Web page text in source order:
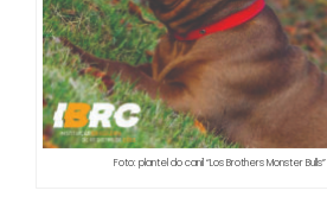
Foto: plantel do canil “Los Brothers Monster Bulls”